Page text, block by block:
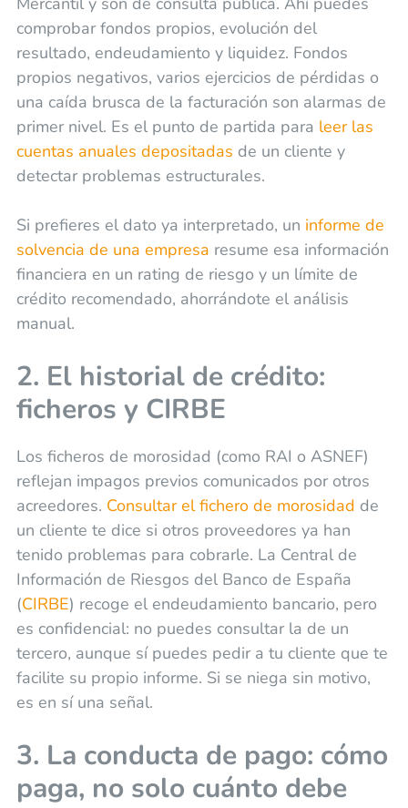
comprobar fondos propios, evolución del
resultado, endeudamiento y liquidez. Fondos
propios negativos, varios ejercicios de pérdidas o
una caída brusca de la facturación son alarmas de
primer nivel. Es el punto de partida para leer las
cuentas anuales depositadas de un cliente y
detectar problemas estructurales.
Si prefieres el dato ya interpretado, un informe de
solvencia de una empresa resume esa información
financiera en un rating de riesgo y un límite de
crédito recomendado, ahorrándote el análisis
manual.
2. El historial de crédito:
ficheros y CIRBE
Los ficheros de morosidad (como RAI o ASNEF)
reflejan impagos previos comunicados por otros
acreedores. Consultar el fichero de morosidad de
un cliente te dice si otros proveedores ya han
tenido problemas para cobrarle. La Central de
Información de Riesgos del Banco de España
(CIRBE) recoge el endeudamiento bancario, pero
es confidencial: no puedes consultar la de un
tercero, aunque sí puedes pedir a tu cliente que te
facilite su propio informe. Si se niega sin motivo,
es en sí una señal.
3. La conducta de pago: cómo
paga, no solo cuánto debe